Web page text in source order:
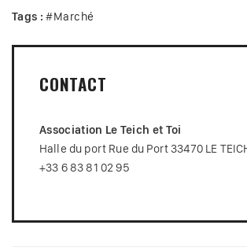
Tags : #Marché
CONTACT
Association Le Teich et Toi
Halle du port Rue du Port 33470 LE
+33 6 83 81 02 95